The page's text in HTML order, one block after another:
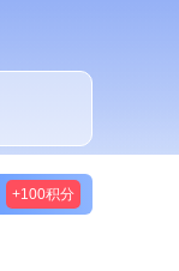
+100积分